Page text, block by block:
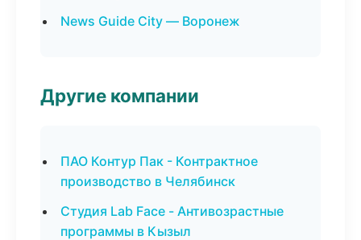
News Guide City — Воронеж
Другие компании
ПАО Контур Пак - Контрактное
производство в Челябинск
Студия Lab Face - Антивозрастные
программы в Кызыл